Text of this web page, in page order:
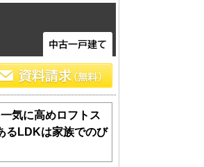
気に高めロフトス
るLDKは家族でのび